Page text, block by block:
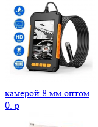
камерой 8 мм оптом
0. p